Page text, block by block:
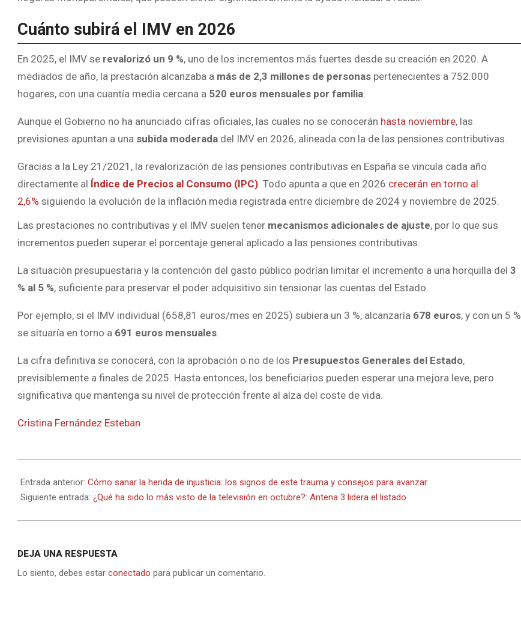
Cuánto subirá el IMV en 2026
En 2025, el IMV se revalorizó un 9 %, uno de los incrementos más fuertes desde su creación en 2020. A
mediados de año, la prestación alcanzaba a más de 2,3 millones de personas pertenecientes a 752.000
hogares, con una cuantía media cercana a 520 euros mensuales por familia
Aunque el Gobierno no ha anunciado cifras oficiales, las cuales no se conocerán hasta noviembre, las
previsiones apuntan a una subida moderada del IMV en 2026, alineada con la de las pensiones contributivas.
Gracias a la Ley 21/2021, la revalorización de las pensiones contributivas en España se vincula cada año
directamente al Índice de Precios al Consumo (IPC) . Todo apunta a que en 2026 crecerán en torno al
2,6% siguiendo la evolución de la inflación media registrada entre diciembre de 2024 y noviembre de 2025.
Las prestaciones no contributivas y el IMV suelen tener mecanismos adicionales de ajuste, por lo que sus
incrementos pueden superar el porcentaje general aplicado a las pensiones contributivas.
La situación presupuestaria y la contención del gasto público podrían limitar el incremento a una horquilla del 3
% al 5 %, suficiente para preservar el poder adquisitivo sin tensionar las cuentas del Estado.
Por ejemplo, si el IMV individual (658,81 euros/mes en 2025) subiera un 3 %, alcanzaría 678 euros, y con un 5 %
se situaría en torno a 691 euros mensuales.
La cifra definitiva se conocerá, con la aprobación o no de los Presupuestos Generales del Estado,
previsiblemente a finales de 2025. Hasta entonces, los beneficiarios pueden esperar una mejora leve, pero
significativa que mantenga su nivel de protección frente al alza del coste de vida.
Cristina Fernández Esteban
11-
24
Entrada anterior: Cómo sanar la herida de injusticia: los signos de este trauma y consejos para avanzar
Siguiente entrada: ¿Qué ha sido lo más visto de la televisión en octubre?: Antena 3 lidera el listado
DEJA UNA RESPUESTA
Lo siento, debes estar conectado para publicar un comentario.